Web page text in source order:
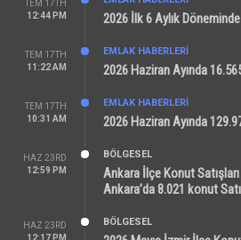
TEM 17TH
12:44 PM
2026 İlk 6 Aylık
TEM 17TH
11:22 AM
EMLAK HABERLERI
2026 Haziran Ayında
TEM 17TH
10:31 AM
EMLAK HABERLERI
2026 Haziran Ayında
HAZ 23RD
12:59 PM
BÖLGESEL
Ankara İlçe Konut Satışları
Ankara’da 8.021 konut
HAZ 23RD
12:17 PM
BÖLGESEL